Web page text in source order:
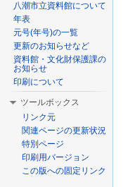
八潮市立資料館について
年表
元号(年号)の一覧
更新のお知らせなど
資料館・文化財保護課の
お知らせ
印刷について
ツールボックス
リンク元
関連ページの更新状況
特別ページ
印刷用バージョン
この版への固定リンク